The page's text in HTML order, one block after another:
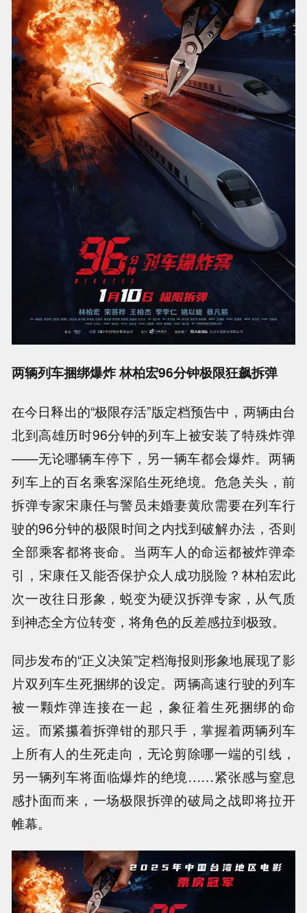
两辆列车捆绑爆炸 林柏宏96分钟极限狂飙拆弹
在今日释出的“极限存活”版定档预告中，两辆由台
北到高雄历时96分钟的列车上被安装了特殊炸弹
——无论哪辆车停下，另一辆车都会爆炸。两辆
列车上的百名乘客深陷生死绝境。危急关头，前
拆弹专家宋康任与警员未婚妻黄欣需要在列车行
驶的96分钟的极限时间之内找到破解办法，否则
全部乘客都将丧命。当两车人的命运都被炸弹牵
引，宋康任又能否保护众人成功脱险？林柏宏此
次一改往日形象，蜕变为硬汉拆弹专家，从气质
到神态全方位转变，将角色的反差感拉到极致。
同步发布的“正义决策”定档海报则形象地展现了影
片双列车生死捆绑的设定。两辆高速行驶的列车
被一颗炸弹连接在一起，象征着生死捆绑的命
运。而紧攥着拆弹钳的那只手，掌握着两辆列车
上所有人的生死走向，无论剪除哪一端的引线，
另一辆列车将面临爆炸的绝境……紧张感与窒息
感扑面而来，一场极限拆弹的破局之战即将拉开
帷幕。